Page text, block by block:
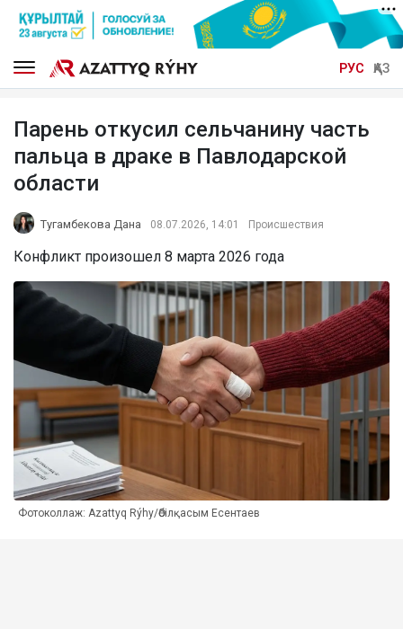
РУС ҚАЗ
Парень откусил сельчанину часть
пальца в драке в Павлодарской
области
Тугамбекова Дана 08.07.2026, 14:01 Происшествия
Конфликт произошел 8 марта 2026 года
Фотоколлаж: Azattyq Rýhy/Әбілқасым Есентаев